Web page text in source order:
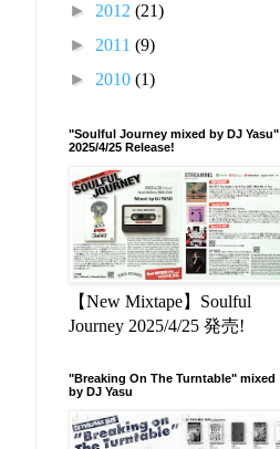
► 2012 (21)
► 2011 (9)
► 2010 (1)
"Soulful Journey mixed by DJ Yasu"
2025/4/25 Release!
【New Mixtape】Soulful
Journey 2025/4/25 発売!
"Breaking On The Turntable" mixed
by DJ Yasu